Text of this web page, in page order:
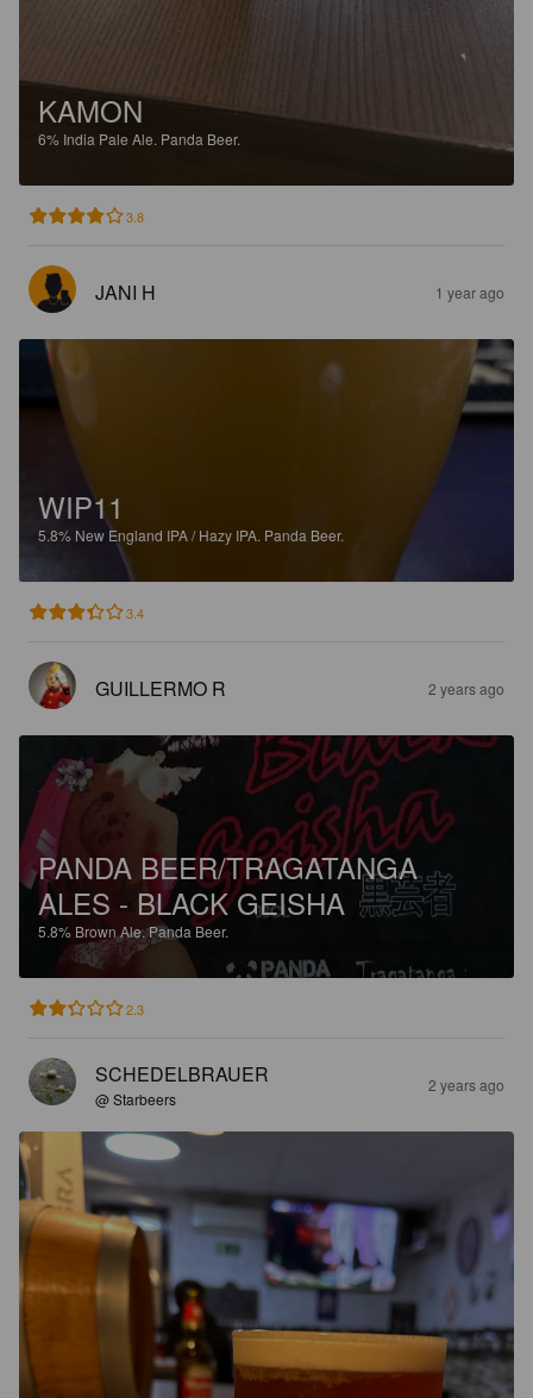
KAMON
6% India Pale Ale. Panda Beer.
3.8
JANI H 1 year ago
WIP11
5.8% New England IPA / Hazy IPA. Panda Beer.
3.4
GUILLERMO R 2 years ago
PANDA BEER/TRAGATANGA
ALES - BLACK GEISHA
5.8% Brown Ale.Panda Beer.
2.3
SCHEDELBRAUER
@ Starbeers
2 years ago